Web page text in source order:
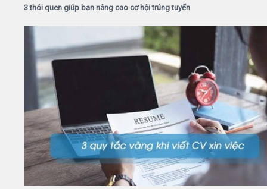
3 thói quen giúp bạn nâng cao cơ hội trúng tuyển